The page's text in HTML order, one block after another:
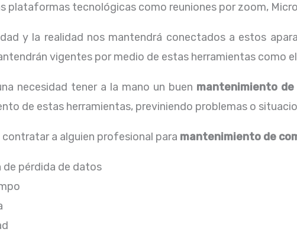
plataformas tecnológicas como reuniones por zoom,
y la realidad nos mantendrá conectados a estos
vigentes por medio de estas herramientas como
necesidad tener a la mano un buen mantenimiento
de estas herramientas, previniendo problemas o
a alguien profesional para mantenimiento de
de pérdida de datos